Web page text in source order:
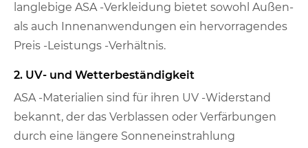
langlebige ASA -Verkleidung bietet sowohl Außen-
als auch Innenanwendungen ein hervorragendes
Preis -Leistungs -Verhältnis.
2. UV- und Wetterbeständigkeit
ASA -Materialien sind für ihren UV -Widerstand
bekannt, der das Verblassen oder Verfärbungen
durch eine längere Sonneneinstrahlung